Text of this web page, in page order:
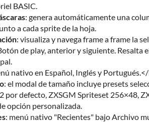
BASIC.
: genera automáticamente una
a cada sprite de la hoja.
: visualiza y navega frame a frame la
de play, anterior y siguiente. Resalta
nativo en Español, Inglés y
: el modal de tamaño incluye presets
por defecto, ZXSGM Spriteset 256×48,
opción personalizada.
: menú nativo "Recientes" bajo Archivo